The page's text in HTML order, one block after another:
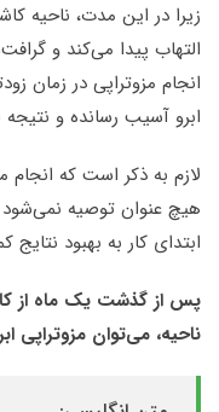
زیرا در این مدت، ناحیه
التهاب پیدا می‌کند و
انجام مزوتراپی در زمان
ابرو آسیب رسانده و
لازم به ذکر است که انجام
هیچ عنوان توصیه نمی‌‌شود
ابتدای کار به بهبود
پس از گذشت یک ماه از
ناحیه، می‌توان مزوتراپی